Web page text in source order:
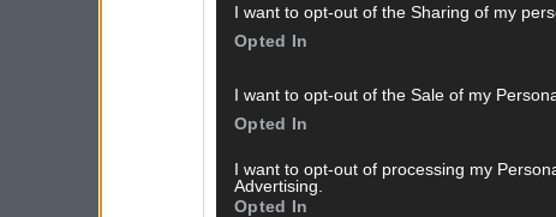
I want to opt-out of the Sharing of my
Opted In
I want to opt-out of the Sale of my
Opted In
I want to opt-out of processing my
Advertising.
Opted In